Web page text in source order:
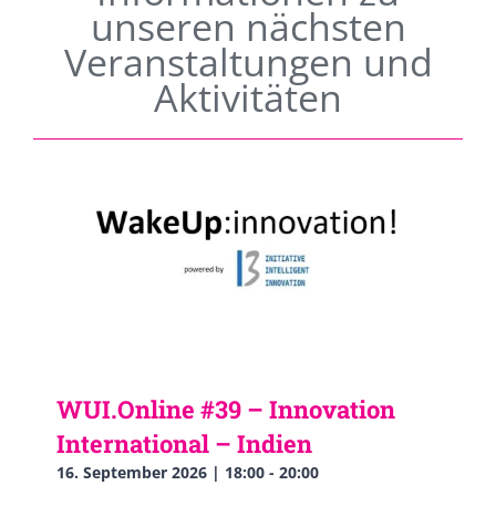
unseren nächsten
Veranstaltungen und
Aktivitäten
WUI.Online #39 – Innovation
International – Indien
16. September 2026 | 18:00 - 20:00